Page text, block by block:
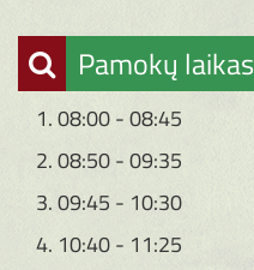
Pamokų laikas
1. 08:00 - 08:45
2. 08:50 - 09:35
3. 09:45 - 10:30
4. 10:40 - 11:25